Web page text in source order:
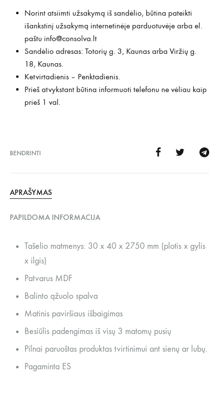
Norint atsiimti užsakymą iš sandėlio, būtina pateikti
išankstinį užsakymą internetinėje parduotuvėje arba el.
paštu info@consolva.lt
Sandėlio adresas: Totorių g. 3, Kaunas arba Viržių g.
18, Kaunas.
Ketvirtadienis – Penktadienis.
Prieš atvykstant būtina informuoti telefonu ne vėliau kaip
prieš 1 val.
BENDRINTI
APRAŠYMAS
PAPILDOMA INFORMACIJA
Tašelio matmenys: 30 x 40 x 2750 mm (plotis x gylis
x ilgis)
Patvarus MDF
Balinto ąžuolo spalva
Matinis paviršiaus išbaigimas
Besiūlis padengimas iš visų 3 matomų pusių
Pilnai paruoštas produktas tvirtinimui ant sienų ar lubų.
Pagaminta ES